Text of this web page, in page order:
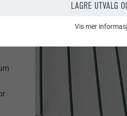
LAGRE UTVALG
Vis informasjon om
US-TJENESTER)
for «statistikk (inkl. US-tjenester)» gir
Vis mer